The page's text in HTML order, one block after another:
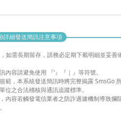
詳細發送簡訊注意事項
如需長期留存，請務必定期下載明細並妥善
內容請避免使用 『‘』『｜』等符號。
範，本系統發送簡訊時將完整揭露 SmsGo
位之合法稽核與通訊追蹤標準。
內容若觸發電信業者之防詐過濾機制導致攔
。